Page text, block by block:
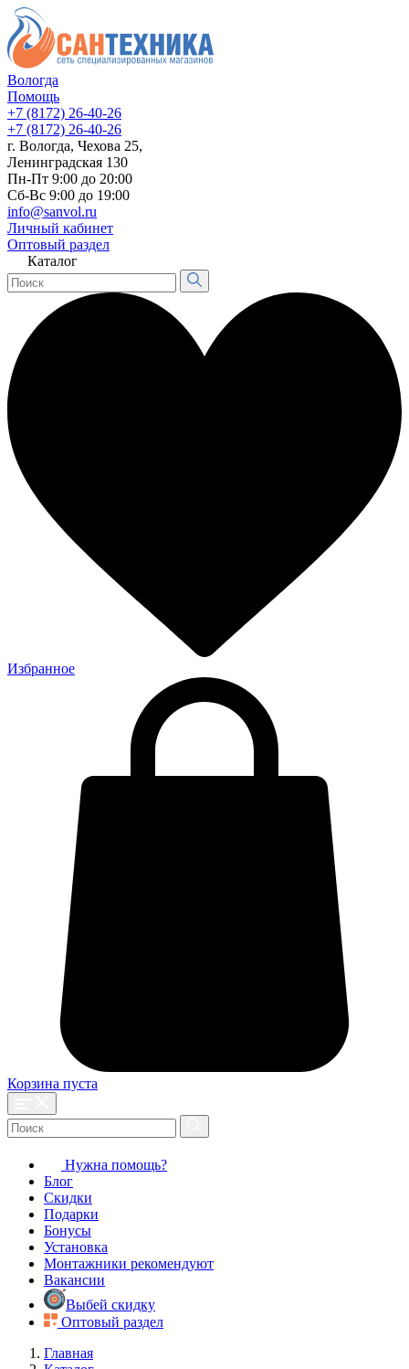
Вологда
Помощь
+7 (8172) 26-40-26
+7 (8172) 26-40-26
г. Вологда, Чехова 25,
Ленинградская 130
Пн-Пт 9:00 до 20:00
Сб-Вс 9:00 до 19:00
info@sanvol.ru
Личный кабинет
Оптовый раздел
Каталог
Избранное
Корзина пуста
Нужна помощь?
Блог
Скидки
Подарки
Бонусы
Установка
Монтажники рекомендуют
Вакансии
Выбей скидку
Оптовый раздел
Главная